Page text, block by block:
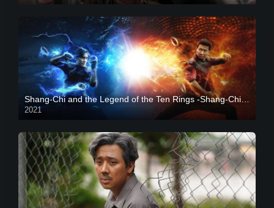
Shang-Chi and the Legend of the Ten Rings -Shang-Chi và huyền thoại Thập Luân
2021
CAM